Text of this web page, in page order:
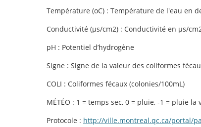
Température (oC) : Température de l'eau en
Conductivité (µs/cm2) : Conductivité en µs/
pH : Potentiel d’hydrogène
Signe : Signe de la valeur des coliformes
COLI : Coliformes fécaux (colonies/100mL)
MÉTÉO : 1 = temps sec, 0 = pluie, -1 = pluie
Protocole : http://ville.montreal.qc.ca/portal/